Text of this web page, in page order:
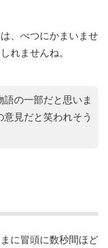
、べつにかまいませ
れませんね。
の一部だと思いま
見だと笑われそう
に冒頭に数秒間ほど